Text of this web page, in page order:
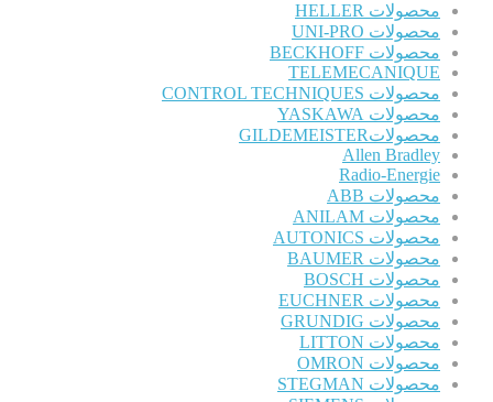
محصولات HELLER
محصولات UNI-PRO
محصولات BECKHOFF
TELEMECANIQUE
محصولات CONTROL TECHNIQUES
محصولات YASKAWA
محصولاتGILDEMEISTER
Allen Bradley
Radio-Energie
محصولات ABB
محصولات ANILAM
محصولات AUTONICS
محصولات BAUMER
محصولات BOSCH
محصولات EUCHNER
محصولات GRUNDIG
محصولات LITTON
محصولات OMRON
محصولات STEGMAN